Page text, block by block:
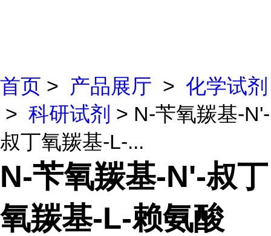
首页 > 产品展厅 > 化学试剂
> 科研试剂 > N-苄氧羰基-N'-
叔丁氧羰基-L-...
N-苄氧羰基-N'-叔丁
氧羰基-L-赖氨酸